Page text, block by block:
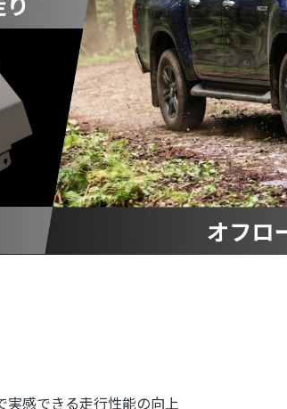
実感できる走行性能の向上